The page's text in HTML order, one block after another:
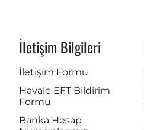
İletişim Bilgileri
İletişim Formu
Havale EFT Bildirim
Formu
Banka Hesap